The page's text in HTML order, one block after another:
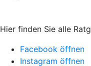
Hier finden Sie alle
Facebook öffnen
Instagram öffnen